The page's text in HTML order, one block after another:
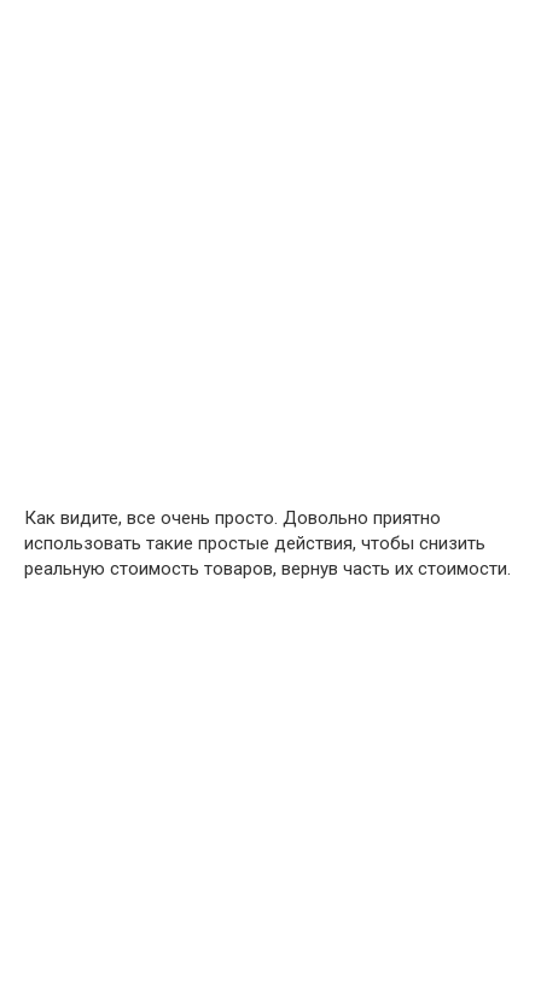
Как видите, все очень просто. Довольно приятно
использовать такие простые действия, чтобы снизить
реальную стоимость товаров, вернув часть их стоимости.